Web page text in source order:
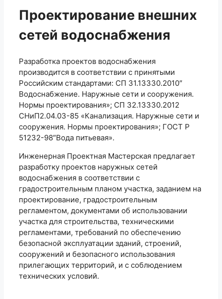
Проектирование внешних
сетей водоснабжения
Разработка проектов водоснабжения
производится в соответствии с принятыми
Российским стандартами: СП 31.13330.2010″
Водоснабжение. Наружные сети и сооружения.
Нормы проектирования»; СП 32.13330.2012
СНиП2.04.03-85 «Канализация. Наружные сети и
сооружения. Нормы проектирования»; ГОСТ Р
51232-98″Вода питьевая».
Инженерная Проектная Мастерская предлагает
разработку проектов наружных сетей
водоснабжения в соответствии с
градостроительным планом участка, заданием на
проектирование, градостроительным
регламентом, документами об использовании
участка для строительства, техническими
регламентами, требований по обеспечению
безопасной эксплуатации зданий, строений,
сооружений и безопасного использования
прилегающих территорий, и с соблюдением
технических условий.